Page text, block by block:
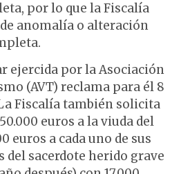
por lo que la Fiscalía
anomalía o alteración
ejercida por la Asociación
(AVT) reclama para él 8
Fiscalía también solicita
euros a la viuda del
euros a cada uno de sus
del sacerdote herido grave